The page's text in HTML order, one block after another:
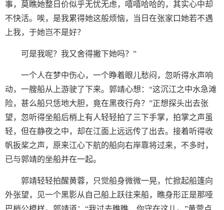
事，莫瞧她整日价似乎无忧无虑，嘻嘻哈哈的，其实心中却
不快活。唉，是我累得她这般烦恼，当日在张家口她若不遇
上我，于她岂不是好？
可是我呢？我又舍得撇下她吗？”
一个人在梦中伤心，一个睁着眼儿愁闷，忽听得水声响
动，一艘船从上游驶了下来。郭靖心想：“这沉江之中水急滩
险，甚么船只恁地大胆，竟在黑夜行舟？”正想探头出去张
望，忽听得坐船后梢上有人轻轻拍了三下手掌，拍掌之声虽
轻，但在静夜之中，却在江面上远远传了出去。接着听得收
帆扳桨之声，原来江心下航的船向右岸靠将过来，不多时，
已与郭靖的坐船并在一起。
郭靖轻轻拍醒黄蓉，只觉船身微微一晃，忙掀起船篷向
外张望，见一个黑影从自己船上跃往来船，瞧身形正是那哑